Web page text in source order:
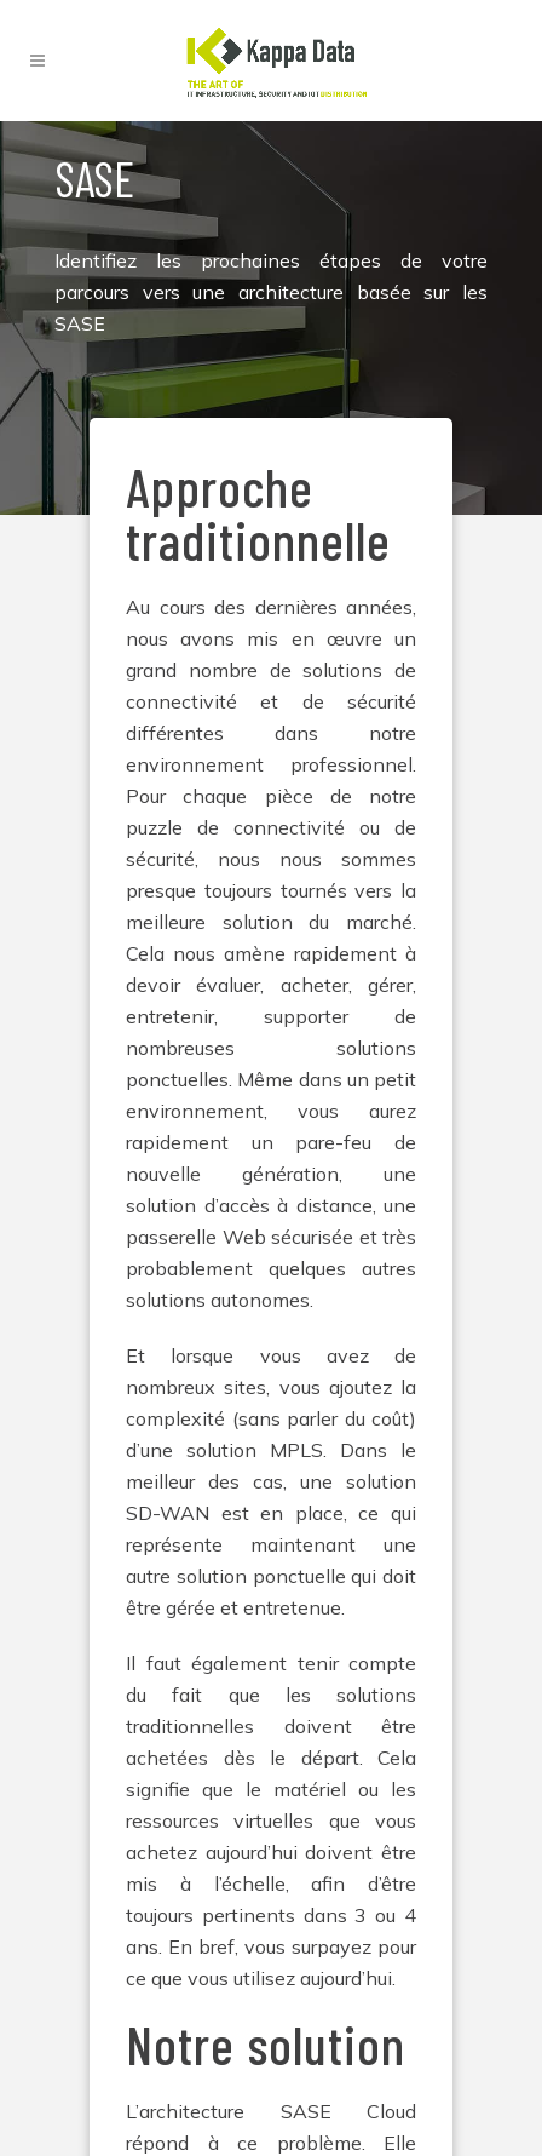
SASE
Identifiez les prochaines étapes de votre
parcours vers une architecture basée sur les
SASE
Approche
traditionnelle
Au cours des dernières années,
nous avons mis en œuvre un
grand nombre de solutions de
connectivité et de sécurité
différentes dans notre
environnement professionnel.
Pour chaque pièce de notre
puzzle de connectivité ou de
sécurité, nous nous sommes
presque toujours tournés vers la
meilleure solution du marché.
Cela nous amène rapidement à
devoir évaluer, acheter, gérer,
entretenir, supporter de
nombreuses solutions
ponctuelles. Même dans un petit
environnement, vous aurez
rapidement un pare-feu de
nouvelle génération, une
solution d’accès à distance, une
passerelle Web sécurisée et très
probablement quelques autres
solutions autonomes.
Et lorsque vous avez de
nombreux sites, vous ajoutez la
complexité (sans parler du coût)
d’une solution MPLS. Dans le
meilleur des cas, une solution
SD-WAN est en place, ce qui
représente maintenant une
autre solution ponctuelle qui doit
être gérée et entretenue.
Il faut également tenir compte
du fait que les solutions
traditionnelles doivent être
achetées dès le départ. Cela
signifie que le matériel ou les
ressources virtuelles que vous
achetez aujourd’hui doivent être
mis à l’échelle, afin d’être
toujours pertinents dans 3 ou 4
ans. En bref, vous surpayez pour
ce que vous utilisez aujourd’hui.
Notre solution
L’architecture SASE Cloud
répond à ce problème. Elle